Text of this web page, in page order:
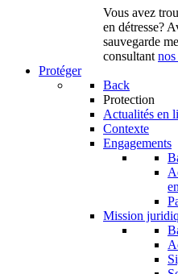
Vous avez
en détresse?
sauvegarde
consultant
Protéger
Back
Protection
Actualités en
Contexte
Engagements
Mission